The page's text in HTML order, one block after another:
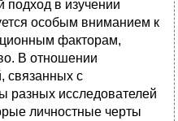
подход в изучении
особым вниманием к
факторам,
В отношении
связанных с
разных исследователей
личностные черты